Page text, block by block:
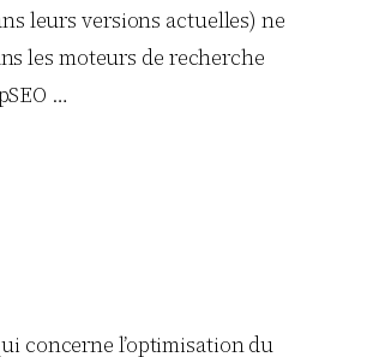
leurs versions actuelles) ne
les moteurs de recherche
…
concerne l’optimisation du